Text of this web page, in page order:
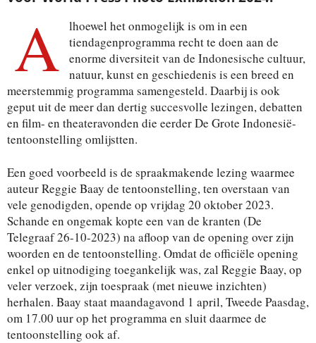
A
lhoewel het onmogelijk is om in een
tiendagenprogramma recht te doen aan de
enorme diversiteit van de Indonesische cultuur,
natuur, kunst en geschiedenis is een breed en
meerstemmig programma samengesteld. Daarbij is ook
geput uit de meer dan dertig succesvolle lezingen, debatten
en film- en theateravonden die eerder De Grote Indonesië-
tentoonstelling omlijstten.
Een goed voorbeeld is de spraakmakende lezing waarmee
auteur Reggie Baay de tentoonstelling, ten overstaan van
vele genodigden, opende op vrijdag 20 oktober 2023.
Schande en ongemak kopte een van de kranten (De
Telegraaf 26-10-2023) na afloop van de opening over zijn
woorden en de tentoonstelling. Omdat de officiële opening
enkel op uitnodiging toegankelijk was, zal Reggie Baay, op
veler verzoek, zijn toespraak (met nieuwe inzichten)
herhalen. Baay staat maandagavond 1 april, Tweede Paasdag,
om 17.00 uur op het programma en sluit daarmee de
tentoonstelling ook af.